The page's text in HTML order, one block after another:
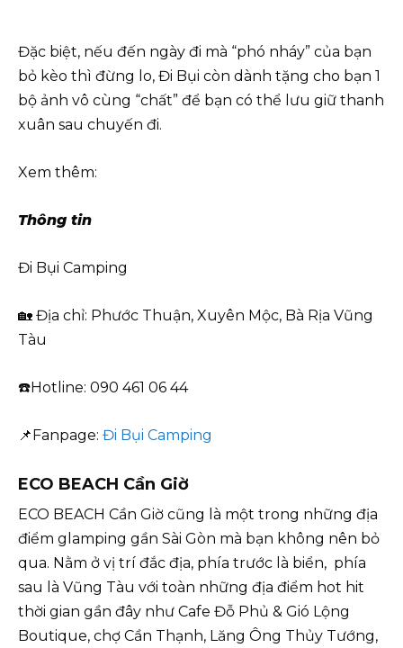
Đặc biệt, nếu đến ngày đi mà “phó nháy” của bạn
bỏ kèo thì đừng lo, Đi Bụi còn dành tặng cho bạn 1
bộ ảnh vô cùng “chất” để bạn có thể lưu giữ thanh
xuân sau chuyến đi.
Xem thêm:
Thông tin
Đi Bụi Camping
🏡 Địa chỉ: Phước Thuận, Xuyên Mộc, Bà Rịa Vũng
Tàu
☎️Hotline: 090 461 06 44
📌Fanpage: Đi Bụi Camping
ECO BEACH Cần Giờ
ECO BEACH Cần Giờ cũng là một trong những địa
điểm glamping gần Sài Gòn mà bạn không nên bỏ
qua. Nằm ở vị trí đắc địa, phía trước là biển, phía
sau là Vũng Tàu với toàn những địa điểm hot hit
thời gian gần đây như Cafe Đỗ Phủ & Gió Lộng
Boutique, chợ Cần Thạnh, Lăng Ông Thủy Tướng,